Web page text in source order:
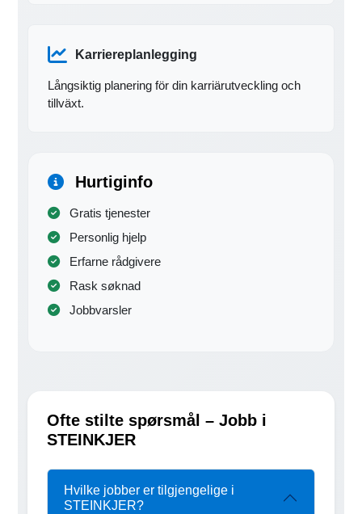
Karriereplanlegging
Långsiktig planering för din karriärutveckling och
tillväxt.
Hurtiginfo
Gratis tjenester
Personlig hjelp
Erfarne rådgivere
Rask søknad
Jobbvarsler
Ofte stilte spørsmål – Jobb i
STEINKJER
Hvilke jobber er tilgjengelige i
STEINKJER?